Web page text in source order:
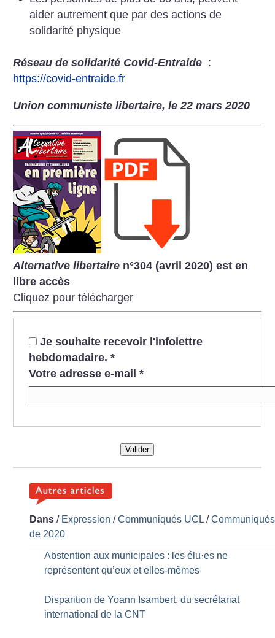
aider autrement que par des actions de
solidarité physique
Réseau de solidarité Covid-Entraide :
https://covid-entraide.fr
Union communiste libertaire, le 22 mars 2020
Alternative libertaire n°304 (avril 2020) est en
libre accès
Cliquez pour télécharger
Je souhaite recevoir l'infolettre
hebdomadaire. *
Votre adresse e-mail *
Valider
Dans / Expression /Communiqués UCL /Communiqués
de 2020
Abstention aux municipales : les élu·es ne
représentent qu’eux et elles-mêmes
Disparition de Yoann Isambert, du secrétariat
international de la CNT